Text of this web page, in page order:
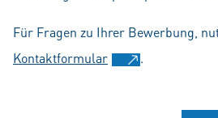
Für Fragen zu Ihrer Bewerbung,
Kontaktformular
.